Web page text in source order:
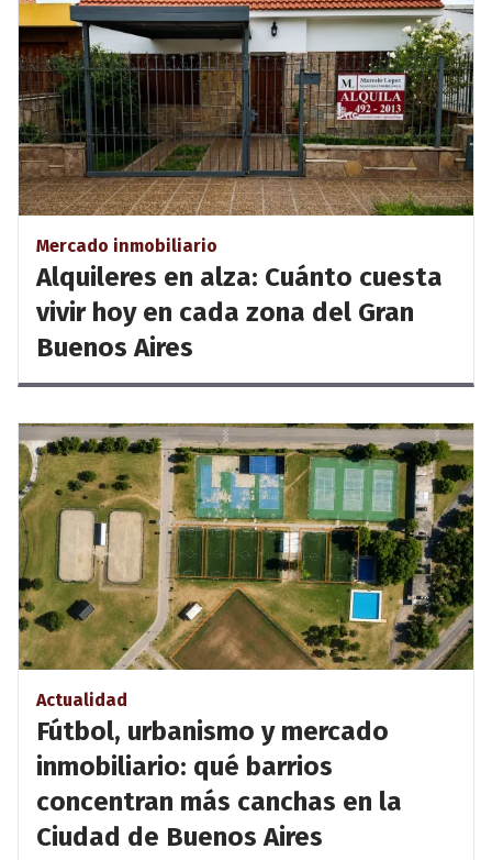
Mercado inmobiliario
Alquileres en alza: Cuánto cuesta
vivir hoy en cada zona del Gran
Buenos Aires
Actualidad
Fútbol, urbanismo y mercado
inmobiliario: qué barrios
concentran más canchas en la
Ciudad de Buenos Aires